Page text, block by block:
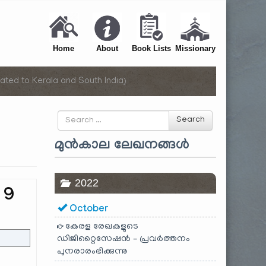
Home About Book Lists Missionary
to Kerala and South India)
Search
for
Search
മുൻകാല ലേഖനങ്ങൾ
2022
October
കേരള രേഖകളുടെ
ഡിജിറ്റൈസേഷൻ – പ്രവർത്തനം
പുനരാരംഭിക്കുന്നു